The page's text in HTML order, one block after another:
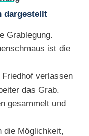
dargestellt
Grablegung.
ist die
verlassen
das Grab.
gesammelt und
die Möglichkeit,